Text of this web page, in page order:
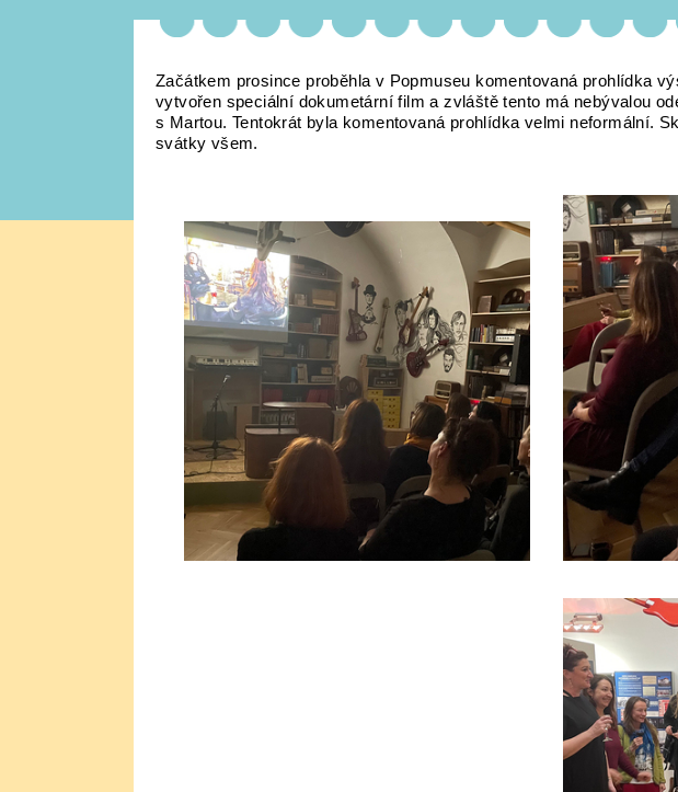
Začátkem prosince proběhla v Popmuseu komentovaná prohlídka
vytvořen speciální dokumetární film a zvláště tento má nebývalou
s Martou. Tentokrát byla komentovaná prohlídka velmi neformální.
svátky všem.